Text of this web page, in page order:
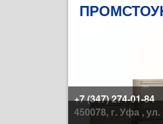
+7 (347) 274-01-84
450078, г. Уфа ,